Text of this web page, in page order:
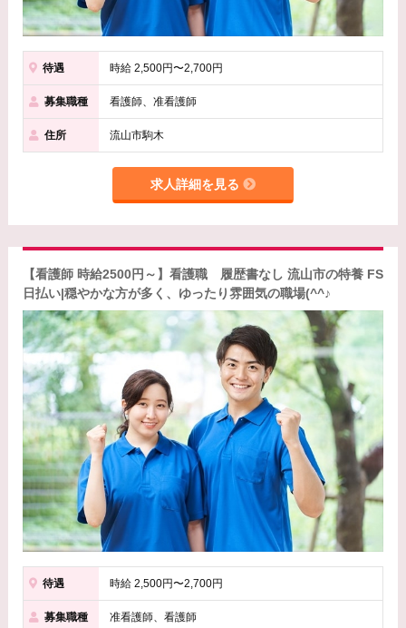
待遇 時給 2,500円〜2,700円
募集職種 看護師、准看護師
住所 流山市駒木
求人詳細を見る
【看護師 時給2500円～】看護職 履歴書なし 流山市の特養 FS
日払い|穏やかな方が多く、ゆったり雰囲気の職場(^^♪
待遇 時給 2,500円〜2,700円
募集職種 准看護師、看護師